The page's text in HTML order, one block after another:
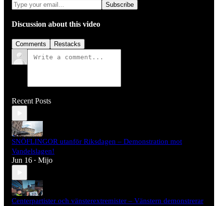
Discussion about this video
Comments Restacks
Recent Posts
SNÖFLINGOR utanför Riksdagen – Demonstration mot
Vandelslagen!
Jun 16 • Mijo
Centerpartister och vänsterextremister – Vänstern demonstrerar